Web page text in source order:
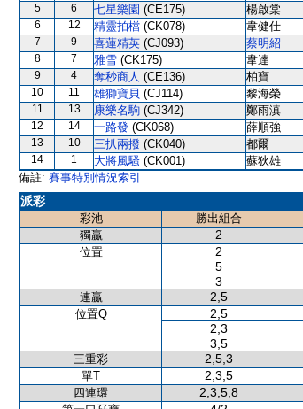
5
6 七星樂園 (CE175) 楊啟棠
6
12 精靈拍檔 (CK078) 韋健仕
7
9 喜蓮精英 (CJ093) 蔡明紹
8
7 雅雪 (CK175) 韋達
9
4 奪秒商人 (CE136) 柏寶
10
11 雄獅寶貝 (CJ114) 黎海榮
11
13 康樂名駒 (CJ342) 鄭雨滇
12
14 一路發 (CK068) 薛順強
13
10 三扒兩撥 (CK040) 都爾
14
1 大將風騷 (CK001) 蘇狄雄
備註: 賽事特別情況索引
派彩
彩池 勝出組合
獨贏
2
位置 2
5
3
連贏 2,5
位置Q 2,5
2,3
3,5
三重彩 2,5,3
單T 2,3,5
四連環 2,3,5,8